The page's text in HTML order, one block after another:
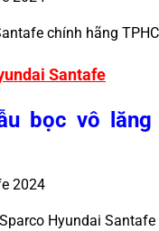
chính hãng
Santafe
bọc vô lăng
Hyundai Santafe